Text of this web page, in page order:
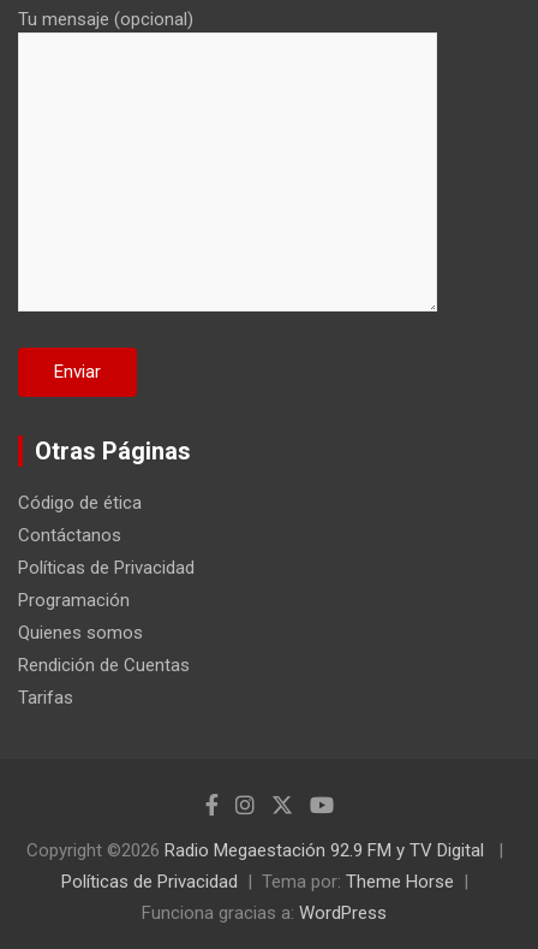
Tu mensaje (opcional)
Otras Páginas
Código de ética
Contáctanos
Políticas de Privacidad
Programación
Quienes somos
Rendición de Cuentas
Tarifas
Copyright ©2026 Radio Megaestación 92.9 FM y TV Digital
Políticas de Privacidad
Tema por: Theme Horse
Funciona gracias a: WordPress